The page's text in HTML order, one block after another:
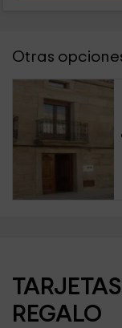
Otras
TARJETAS
REGALO